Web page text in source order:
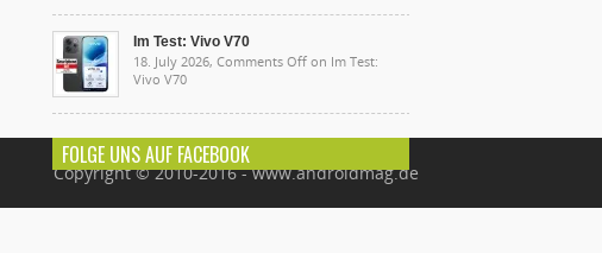
Im Test: Vivo V70
18. July 2026, Comments Off on Im Test:
Vivo V70
FOLGE UNS AUF FACEBOOK
Copyright © 2010-2016 - www.androidmag.de